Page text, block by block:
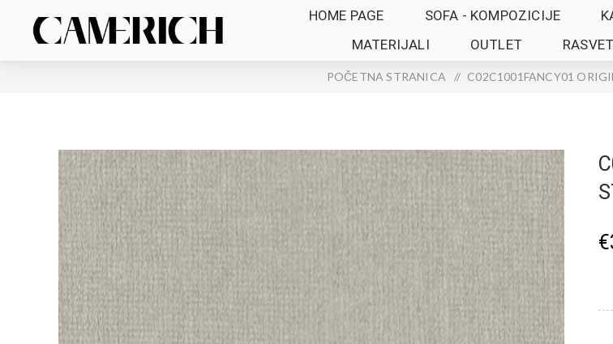
HOME PAGE SOFA - KOMPOZICIJE
MATERIJALI
OUTLET
POČETNA STRANICA / C02C1001FANCY01